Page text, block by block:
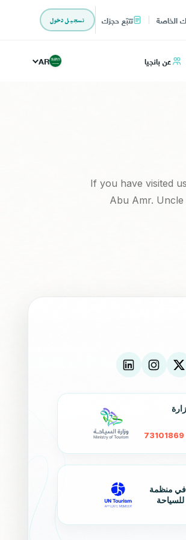
الخاصة تتبّع حجزك تسجيل دخول
عن بانجيا AR
If you have visited
Abu Amr.
منظمة
للسياحة